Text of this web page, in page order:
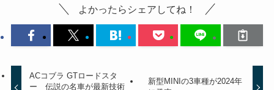
よかったらシェアしてね！
ACコブラ GTロードスタ
ー 伝説の名車が最新技術
新型MINIの3車種が2024年